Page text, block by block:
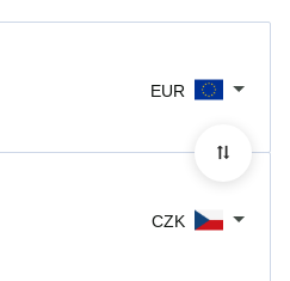
EUR
CZK